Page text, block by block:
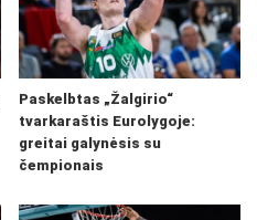
Paskelbtas „Žalgirio“
tvarkaraštis Eurolygoje:
greitai galynėsis su
čempionais